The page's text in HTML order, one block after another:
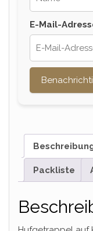
E-Mail-
Packliste